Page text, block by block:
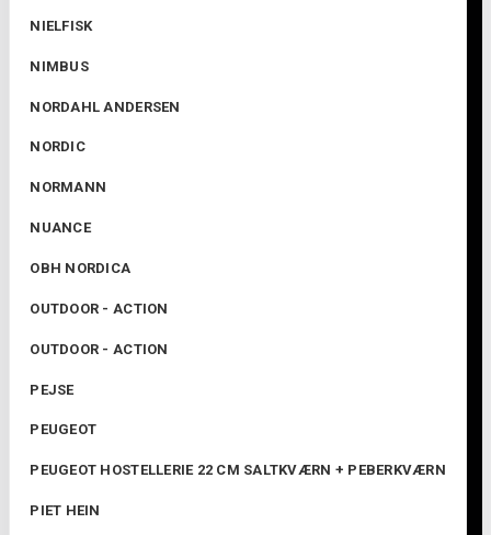
NIELFISK
NIMBUS
NORDAHL ANDERSEN
NORDIC
NORMANN
NUANCE
OBH NORDICA
OUTDOOR - ACTION
OUTDOOR - ACTION
PEJSE
PEUGEOT
PEUGEOT HOSTELLERIE 22 CM SALTKVÆRN + PEBERKVÆRN
PIET HEIN